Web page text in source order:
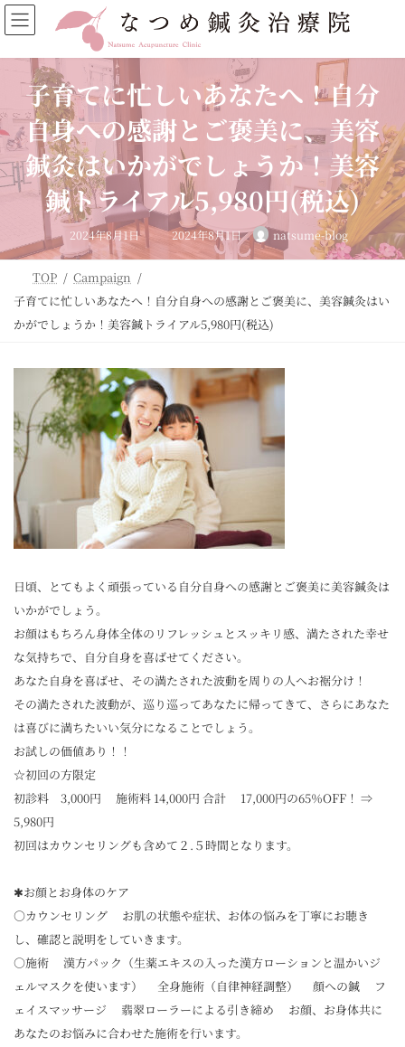
コ
ン
ン
ス
キ
ッ
プ
ナ
ビ
ー
ン
に
移
動
子育てに忙しいあなたへ！自分
自身への感謝とご褒美に、美容
鍼灸はいかがでしょうか！美容
鍼トライアル5,980円(税込)
2024年8月1日 最
終
更
新
:
2024年8月1日 natsume-blog
TOP
Campaign
子育てに忙しいあなたへ！自分自身への感謝とご褒美に、美容鍼灸はい
かがでしょうか！美容鍼トライアル5,980円(税込)
日頃、とてもよく頑張っている自分自身への感謝とご褒美に美容鍼灸は
いかがでしょう。
お顔はもちろん身体全体のリフレッシュとスッキリ感、満たされた幸せ
な気持ちで、自分自身を喜ばせてください。
あなた自身を喜ばせ、その満たされた波動を周りの人へお裾分け！
その満たされた波動が、巡り巡ってあなたに帰ってきて、さらにあなた
は喜びに満ちたいい気分になることでしょう。
お試しの価値あり！！
☆初回の方限定
初診料 3,000円 施術料 14,000円 合計 17,000円の65％OFF！ ⇒
5,980円
初回はカウンセリングも含めて２.５時間となります。
✱お顔とお身体のケア
○カウンセリング お肌の状態や症状、お体の悩みを丁寧にお聴き
し、確認と説明をしていきます。
○施術 漢方パック（生薬エキスの入った漢方ローションと温かいジ
ェルマスクを使います） 全身施術（自律神経調整） 顔への鍼 フ
ェイスマッサージ 翡翠ローラーによる引き締め お顔、お身体共に
あなたのお悩みに合わせた施術を行います。